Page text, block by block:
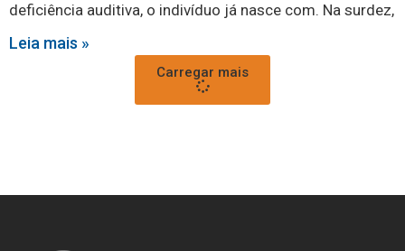
deficiência auditiva, o indivíduo já nasce com. Na surdez,
Leia mais »
Carregar mais